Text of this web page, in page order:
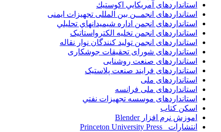
استانداردهای آمريكايي اكوستيك
استانداردهای انجمــن بين المللى تجهيزات ايمنى
استانداردهای انجمن اداره شيميدانهاي تحليلي
استانداردهای انجمن تخليه الکترواستاتيک
استانداردهای انجمن توليد کنندگان نوار نقاله
استانداردهای شورای تحقیقات جوشکاری
استانداردهای صنعت روشنایی
استانداردهای فرايند صنعت پلاستيک
استانداردهای ملی
استانداردهای ملی فرانسه
استانداردهای موسسه تجهيزات نفتي
اسکن کتاب
اموزش نرم افزار Blender
انتشارات Princeton University Press